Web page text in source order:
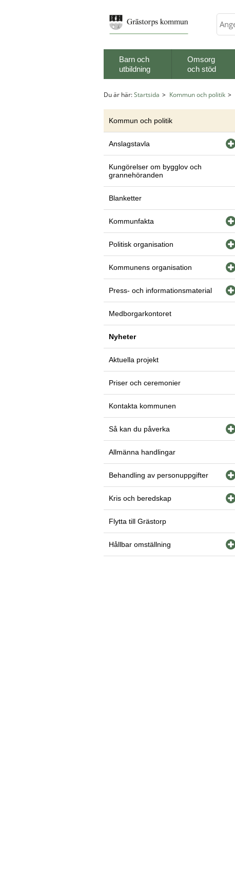
Sök
Barn och
utbildning
Omsorg
och stöd
Du är här:Startsida Kommun och politik
Kommun och politik
Anslagstavla
Kungörelser om bygglov och
grannehöranden
Blanketter
Kommunfakta
Politisk organisation
Kommunens organisation
Press- och informationsmaterial
Medborgarkontoret
Nyheter
Aktuella projekt
Priser och ceremonier
Kontakta kommunen
Så kan du påverka
Allmänna handlingar
Behandling av personuppgifter
Kris och beredskap
Flytta till Grästorp
Hållbar omställning